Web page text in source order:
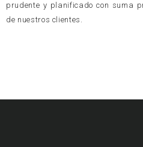
prudente y planificado con suma
de nuestros clientes.